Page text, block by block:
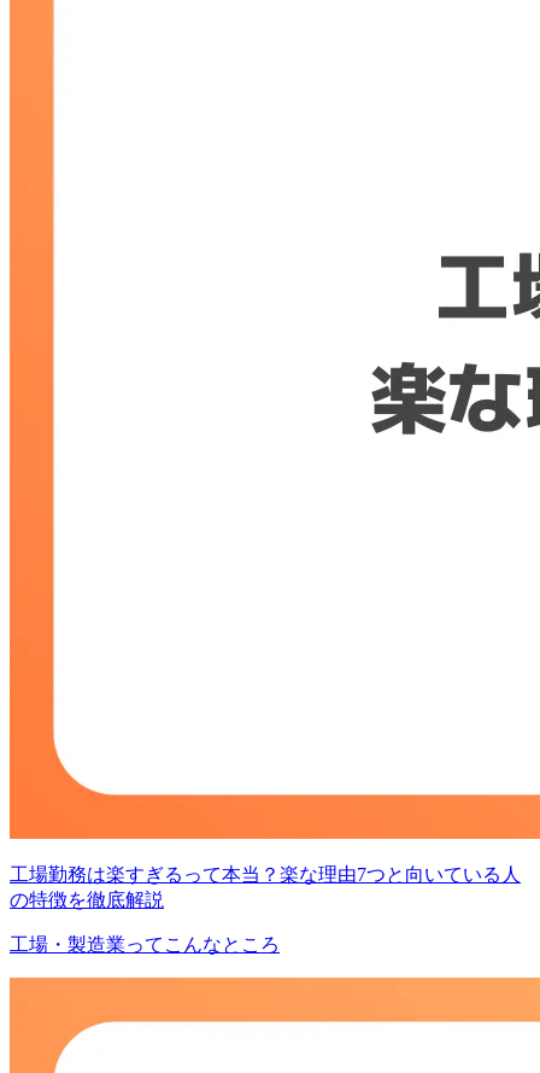
工場勤務は楽すぎるって本当？楽な理由7つと向いている人
の特徴を徹底解説
工場・製造業ってこんなところ